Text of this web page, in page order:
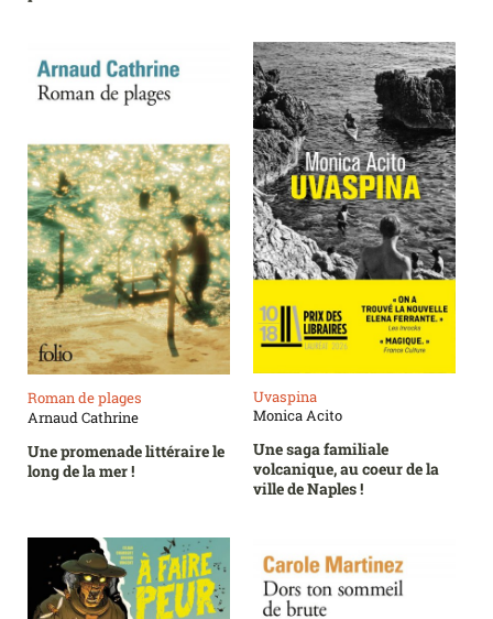
Roman de plages
Arnaud Cathrine
Une promenade littéraire le
long de la mer !
Uvaspina
Monica Acito
Une saga familiale
volcanique, au coeur de la
ville de Naples !